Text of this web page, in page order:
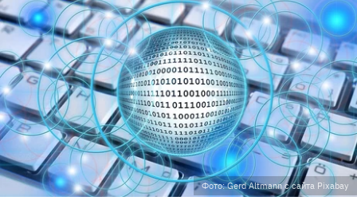
Фото: Gerd Altmann с сайта Pixabay